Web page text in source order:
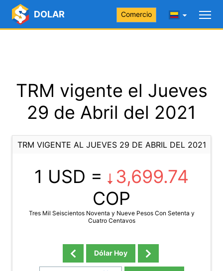
DOLAR Comercio
TRM vigente el Jueves
29 de Abril del 2021
TRM VIGENTE AL JUEVES 29 DE ABRIL DEL 2021
1 USD =
3,699.74
COP
Tres Mil Seiscientos Noventa y Nueve Pesos Con Setenta y
Cuatro Centavos
Dólar Hoy